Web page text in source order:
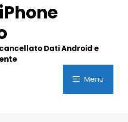
Dati Android e
Menu